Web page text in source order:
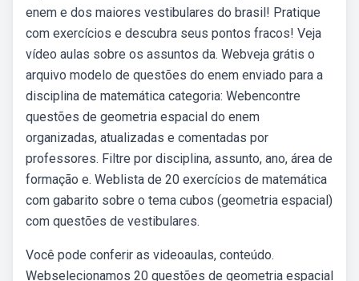
enem e dos maiores vestibulares do brasil! Pratique
com exercícios e descubra seus pontos fracos! Veja
vídeo aulas sobre os assuntos da. Webveja grátis o
arquivo modelo de questões do enem enviado para a
disciplina de matemática categoria: Webencontre
questões de geometria espacial do enem
organizadas, atualizadas e comentadas por
professores. Filtre por disciplina, assunto, ano, área de
formação e. Weblista de 20 exercícios de matemática
com gabarito sobre o tema cubos (geometria espacial)
com questões de vestibulares.
Você pode conferir as videoaulas, conteúdo.
Webselecionamos 20 questões de geometria espacial